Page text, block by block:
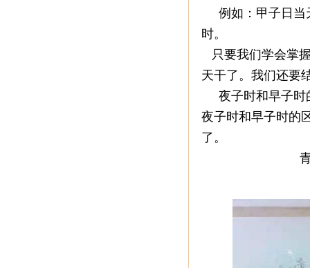
例如：甲子日当
时。
只要我们学会掌
天干了。我们还要
夜子时和早子时
夜子时和早子时的
了。